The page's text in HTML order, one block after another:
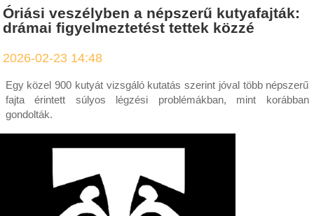
Óriási veszélyben a népszerű kutyafajták:
drámai figyelmeztetést tettek közzé
2026-02-23 14:48
Egy közel 900 kutyát vizsgáló kutatás szerint jóval több népszerű
fajta érintett súlyos légzési problémákban, mint korábban
gondolták.